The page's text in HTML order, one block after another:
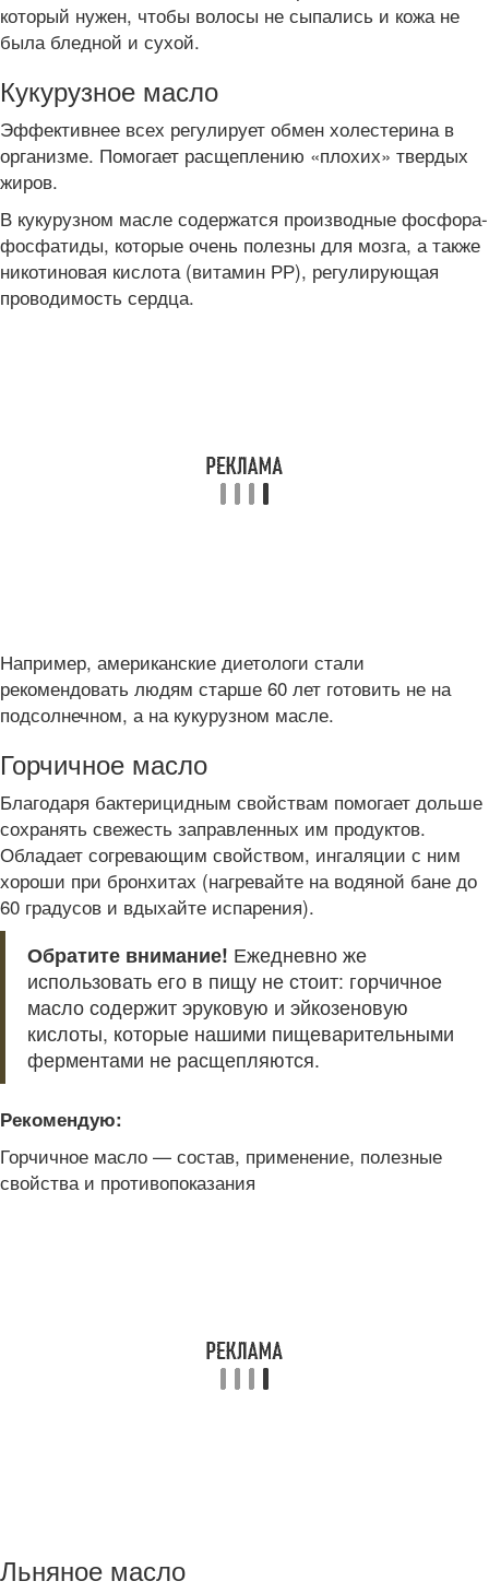
который нужен, чтобы волосы не сыпались и кожа не
была бледной и сухой.
Кукурузное масло
Эффективнее всех регулирует обмен холестерина в
организме. Помогает расщеплению «плохих» твердых
жиров.
В кукурузном масле содержатся производные фосфора-
фосфатиды, которые очень полезны для мозга, а также
никотиновая кислота (витамин РР), регулирующая
проводимость сердца.
Например, американские диетологи стали
рекомендовать людям старше 60 лет готовить не на
подсолнечном, а на кукурузном масле.
Горчичное масло
Благодаря бактерицидным свойствам помогает дольше
сохранять свежесть заправленных им продуктов.
Обладает согревающим свойством, ингаляции с ним
хороши при бронхитах (нагревайте на водяной бане до
60 градусов и вдыхайте испарения).
Обратите внимание! Ежедневно же
использовать его в пищу не стоит: горчичное
масло содержит эруковую и эйкозеновую
кислоты, которые нашими пищеварительными
ферментами не расщепляются.
Рекомендую:
Горчичное масло — состав, применение, полезные
свойства и противопоказания
Льняное масло